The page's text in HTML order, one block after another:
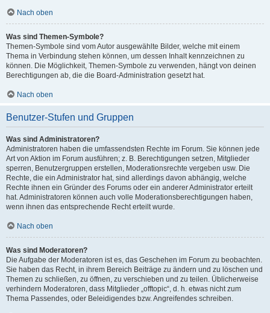
Nach oben
Was sind Themen-Symbole?
Themen-Symbole sind vom Autor ausgewählte Bilder, welche mit einem
Thema in Verbindung stehen können, um dessen Inhalt kennzeichnen zu
können. Die Möglichkeit, Themen-Symbole zu verwenden, hängt von deinen
Berechtigungen ab, die die Board-Administration gesetzt hat.
Nach oben
Benutzer-Stufen und Gruppen
Was sind Administratoren?
Administratoren haben die umfassendsten Rechte im Forum. Sie können jede
Art von Aktion im Forum ausführen; z. B. Berechtigungen setzen, Mitglieder
sperren, Benutzergruppen erstellen, Moderationsrechte vergeben usw. Die
Rechte, die ein Administrator hat, sind allerdings davon abhängig, welche
Rechte ihnen ein Gründer des Forums oder ein anderer Administrator erteilt
hat. Administratoren können auch volle Moderationsberechtigungen haben,
wenn ihnen das entsprechende Recht erteilt wurde.
Nach oben
Was sind Moderatoren?
Die Aufgabe der Moderatoren ist es, das Geschehen im Forum zu beobachten.
Sie haben das Recht, in ihrem Bereich Beiträge zu ändern und zu löschen und
Themen zu schließen, zu öffnen, zu verschieben und zu teilen. Üblicherweise
verhindern Moderatoren, dass Mitglieder „offtopic“, d. h. etwas nicht zum
Thema Passendes, oder Beleidigendes bzw. Angreifendes schreiben.